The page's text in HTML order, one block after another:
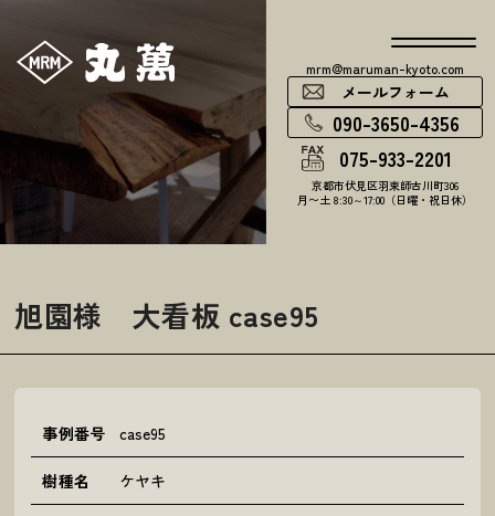
mrm@maruman-kyoto.com
メールフォーム
090-3650-4356
075-933-2201
京都市伏見区羽束師古川町306
月〜土 8:30～17:00（日曜・祝日休）
旭園様 大看板 case95
事例番号 case95
樹種名 ケヤキ